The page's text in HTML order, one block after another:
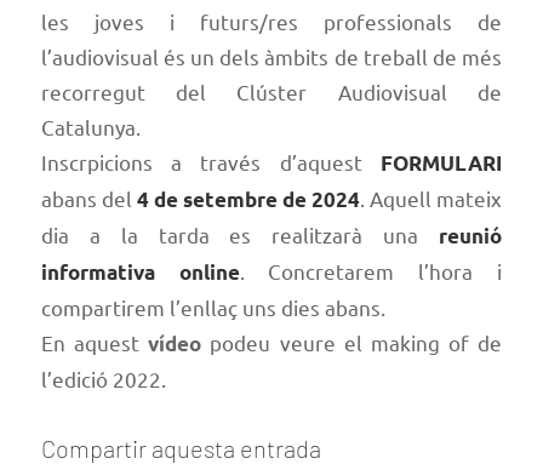
les joves i futurs/res professionals de
l’audiovisual és un dels àmbits de treball de més
recorregut del Clúster Audiovisual de
Catalunya.
Inscrpicions a través d’aquest FORMULARI
abans del 4 de setembre de 2024 . Aquell mateix
dia a la tarda es realitzarà una reunió
informativa online. Concretarem l’hora i
compartirem l’enllaç uns dies abans.
En aquestvídeo podeu veure el making of de
l’edició 2022.
Compartir aquesta entrada